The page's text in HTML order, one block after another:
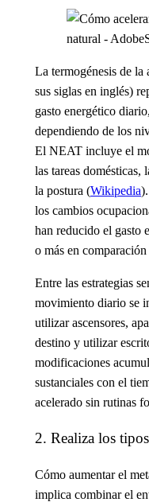
La termogénesis de
sus siglas en inglés)
gasto energético
dependiendo de los
El NEAT incluye el
las tareas
la postura (Wikipedia
los cambios
han reducido el gasto
o más en
Entre las estrategias
movimiento diario se
utilizar ascensores,
destino y utilizar
modificaciones
sustanciales con el
acelerado sin rutinas
2. Realiza los
Cómo aumentar el
implica combinar el